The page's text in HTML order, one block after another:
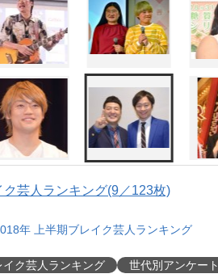
芸人ランキング(9／123枚)
年 上半期ブレイク芸人ランキング
イク芸人ランキング
世代別アンケート